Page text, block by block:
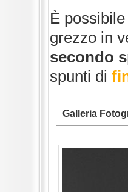
È
grezzo in
secondo
spunti di
Galleria